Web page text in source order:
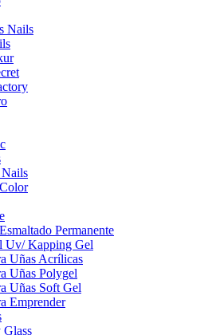
Nails
Permanente
Uv/ Kapping Gel
Uñas Acrílicas
Uñas Polygel
Uñas Soft Gel
Emprender
Glass